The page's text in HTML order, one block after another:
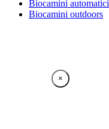
Biocamini automatici
Biocamini outdoors
×